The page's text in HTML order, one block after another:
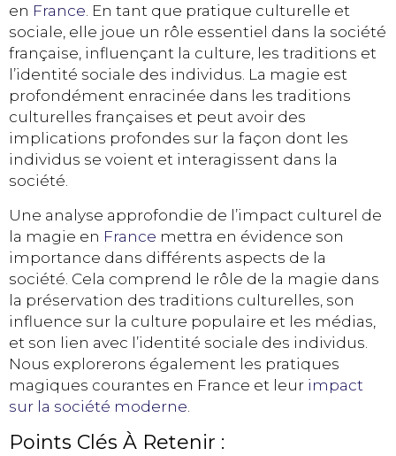
en France. En tant que pratique culturelle et
sociale, elle joue un rôle essentiel dans la société
française, influençant la culture, les traditions et
l’identité sociale des individus. La magie est
profondément enracinée dans les traditions
culturelles françaises et peut avoir des
implications profondes sur la façon dont les
individus se voient et interagissent dans la
société.
Une analyse approfondie de l’impact culturel de
la magie en France mettra en évidence son
importance dans différents aspects de la
société. Cela comprend le rôle de la magie dans
la préservation des traditions culturelles, son
influence sur la culture populaire et les médias,
et son lien avec l’identité sociale des individus.
Nous explorerons également les pratiques
magiques courantes en France et leur impact
sur la société moderne
Points Clés À Retenir :